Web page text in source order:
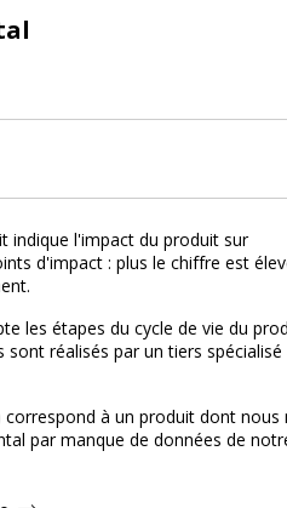
indique l'impact du produit sur
d'impact : plus le chiffre est
les étapes du cycle de vie du
réalisés par un tiers spécialisé
à un produit dont nous
par manque de données de